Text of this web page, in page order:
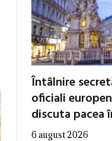
Întâlnire
oficiali
discuta pacea
6 august 2026